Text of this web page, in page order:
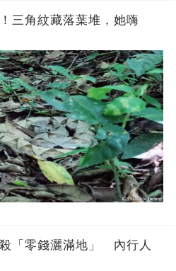
三角紋藏落葉堆，她嗨
「零錢灑滿地」 內行人